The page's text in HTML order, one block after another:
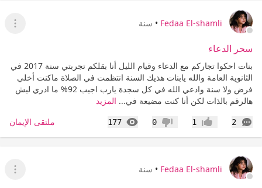
Fedaa El-shamli
• سنة
عرض
سحر الدعاء
بنات احكوا تجاركم مع الدعاء وقيام الليل أنا بقلكم تجربتي سنة 2017 في
الثانوية العامة والله يابنات هذيك السنة انتظمت في الصلاة ماكنت أخلي
فرض ولا سنة وادعي الله في كل سجدة يارب اجيب 92% ما ادري ليش
هالرقم بالذات لكن أنا كنت مضيعة في... المزيد
2
التعليقات إعجاب1 عدم إعجاب
0
177
المشاهدات ملتقى الإيمان
Fedaa El-shamli
• سنة
عرض